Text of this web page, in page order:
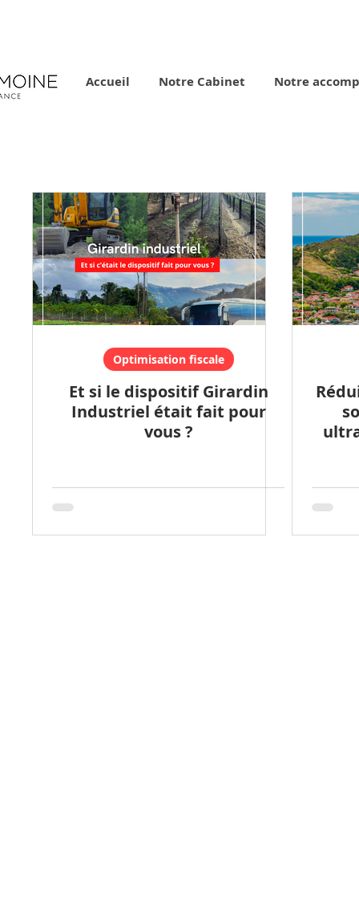
Accueil Notre Cabinet Notre
Optimisation fiscale
Et si le dispositif Girardin
Industriel était fait pour
vous ?